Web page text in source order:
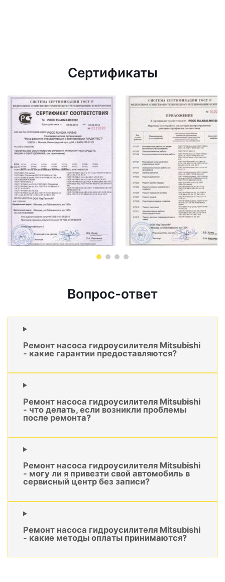
Сертификаты
Вопрос-ответ
Ремонт насоса гидроусилителя Mitsubishi
- какие гарантии предоставляются?
Ремонт насоса гидроусилителя Mitsubishi
- что делать, если возникли проблемы
после ремонта?
Ремонт насоса гидроусилителя Mitsubishi
- могу ли я привезти свой автомобиль в
сервисный центр без записи?
Ремонт насоса гидроусилителя Mitsubishi
- какие методы оплаты принимаются?